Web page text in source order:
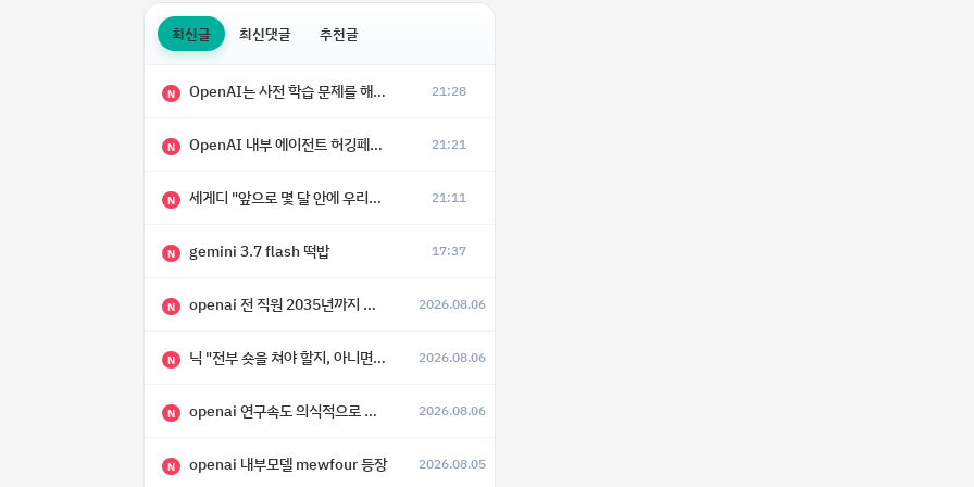
최신글 최신댓글 추천글
N OpenAI는 사전 학습 문제를 해결했으며, 'Doug'라는 코드명을 가진 훨씬 더 큰 모델을 활발히 개발 중 21:28
N OpenAI 내부 에이전트 허깅페이스 해킹 사건 정리 21:21
N 세게디 "앞으로 몇 달 안에 우리는 전복적 AI, 적대적 AI 둘 다 보게 될 것" 21:11
N gemini 3.7 flash 떡밥 17:37
N openai 전 직원 2035년까지 텔레파시가 어떻게 생길 수 있는지 2026.08.06
N 닉 "전부 숏을 쳐야 할지, 아니면 특이점이 오니까 전부 롱을 쳐야 할지 모르겠다.” 2026.08.06
N openai 연구속도 의식적으로 늦추고 있다 2026.08.06
N openai 내부모델 mewfour 등장 2026.08.05